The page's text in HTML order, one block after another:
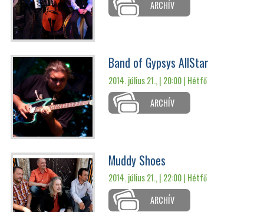
ARCHÍV
Band of Gypsys AllStar
2014. július 21., | 20:00 | Hétfő
ARCHÍV
Muddy Shoes
2014. július 21., | 22:00 | Hétfő
ARCHÍV